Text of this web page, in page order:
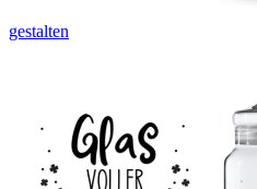
gestalten